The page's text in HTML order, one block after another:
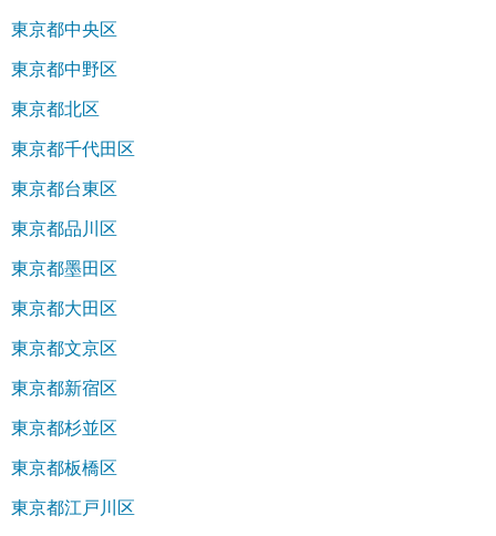
東京都中央区
東京都中野区
東京都北区
東京都千代田区
東京都台東区
東京都品川区
東京都墨田区
東京都大田区
東京都文京区
東京都新宿区
東京都杉並区
東京都板橋区
東京都江戸川区